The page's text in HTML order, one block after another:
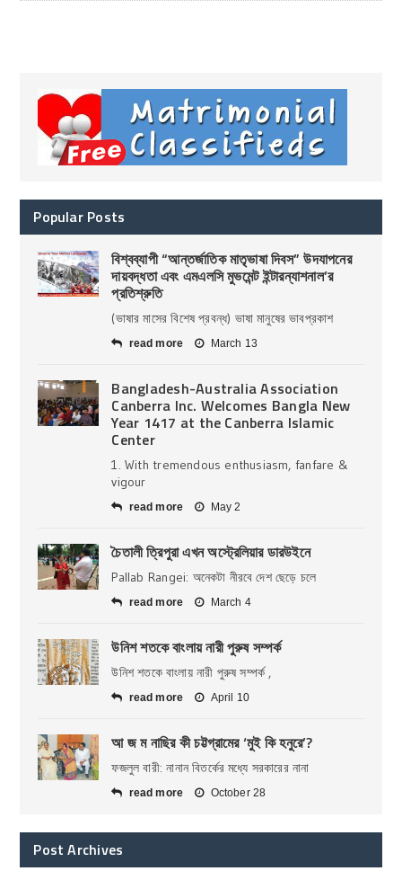
Popular Posts
বিশ্বব্যাপী “আন্তর্জাতিক মাতৃভাষা দিবস” উদযাপনের
দায়বদ্ধতা এবং এমএলসি মুভমেন্ট ইন্টারন্যাশনাল’র
প্রতিশ্রুতি
(ভাষার মাসের বিশেষ প্রবন্ধ) ভাষা মানুষের ভাবপ্রকাশ
read more March 13
Bangladesh-Australia Association
Canberra Inc. Welcomes Bangla New
Year 1417 at the Canberra Islamic
Center
1. With tremendous enthusiasm, fanfare &
vigour
read more May 2
চৈতালী ত্রিপুরা এখন অস্ট্রেলিয়ার ডারউইনে
Pallab Rangei: অনেকটা নীরবে দেশ ছেড়ে চলে
read more March 4
উনিশ শতকে বাংলায় নারী পুরুষ সম্পর্ক
উনিশ শতকে বাংলায় নারী পুরুষ সম্পর্ক ,
read more April 10
আ জ ম নাছির কী চট্টগ্রামের ‘মুই কি হনুরে’?
ফজলুল বারী: নানান বিতর্কের মধ্যে সরকারের নানা
read more October 28
Post Archives